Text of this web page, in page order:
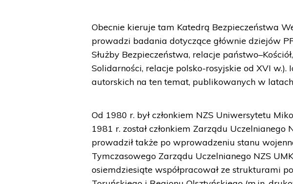
Obecnie kieruje tam Katedrą Bezpieczeństwa
prowadzi badania dotyczące głównie dziejów
Służby Bezpieczeństwa, relacje
Solidarności, relacje polsko-rosyjskie od XVI w.).
autorskich na ten temat, publikowanych w
Od 1980 r. był członkiem NZS Uniwersytetu
1981 r. został członkiem Zarządu Uczelnianego
prowadził także po wprowadzeniu stanu
Tymczasowego Zarządu Uczelnianego NZS
osiemdziesiąte współpracował ze strukturami